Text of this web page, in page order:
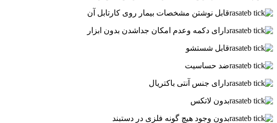
قابل نوشتن مشخصات بیمار روی کارتابل آن
دارای دکمه وعدم امکان جداشدن بدون ابزار
قابل شستشو
ضد حساسیت
دارای جنس آنتی باکتریال
بدون لاتکس
بدون وجود هیچ گونه فلزی در دستبند